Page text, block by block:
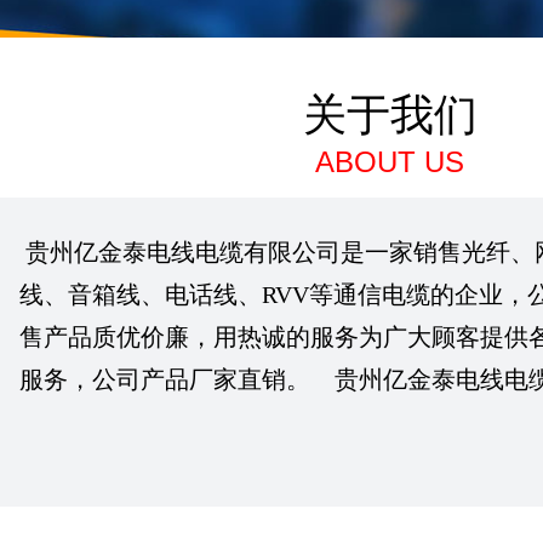
ABOUT US
贵州亿金泰电线电缆有限公司是一家销售光纤
线、音箱线、电话线、RVV等通信电缆的企业，
售产品质优价廉，用热诚的服务为广大顾客提供
服务，公司产品厂家直销。 贵州亿金泰电线电
关于我们